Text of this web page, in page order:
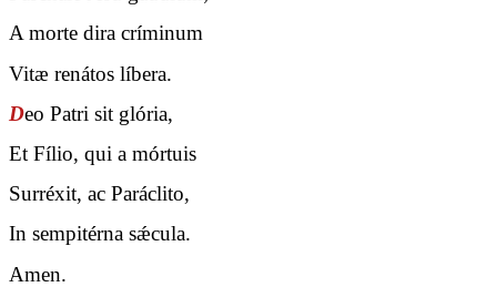
A morte dira críminum
Vitæ renátos líbera.
Deo Patri sit glória,
Et Fílio, qui a mórtuis
Surréxit, ac Paráclito,
In sempitérna sǽcula.
Amen.